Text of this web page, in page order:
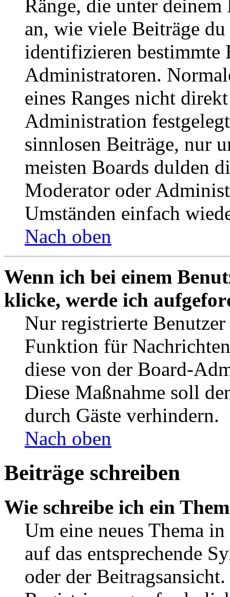
Ränge, die unter deinem
an, wie viele Beiträge
identifizieren bestimmte
Administratoren.
eines Ranges nicht
Administration
sinnlosen Beiträge, nur
meisten Boards dulden
Moderator oder
Umständen einfach
Nach oben
Wenn ich bei einem
klicke, werde ich
Nur registrierte
Funktion für
diese von der Board-
Diese Maßnahme soll
durch Gäste verhindern.
Nach oben
Beiträge schreiben
Wie schreibe ich ein
Um eine neues Thema
auf das entsprechende
oder der